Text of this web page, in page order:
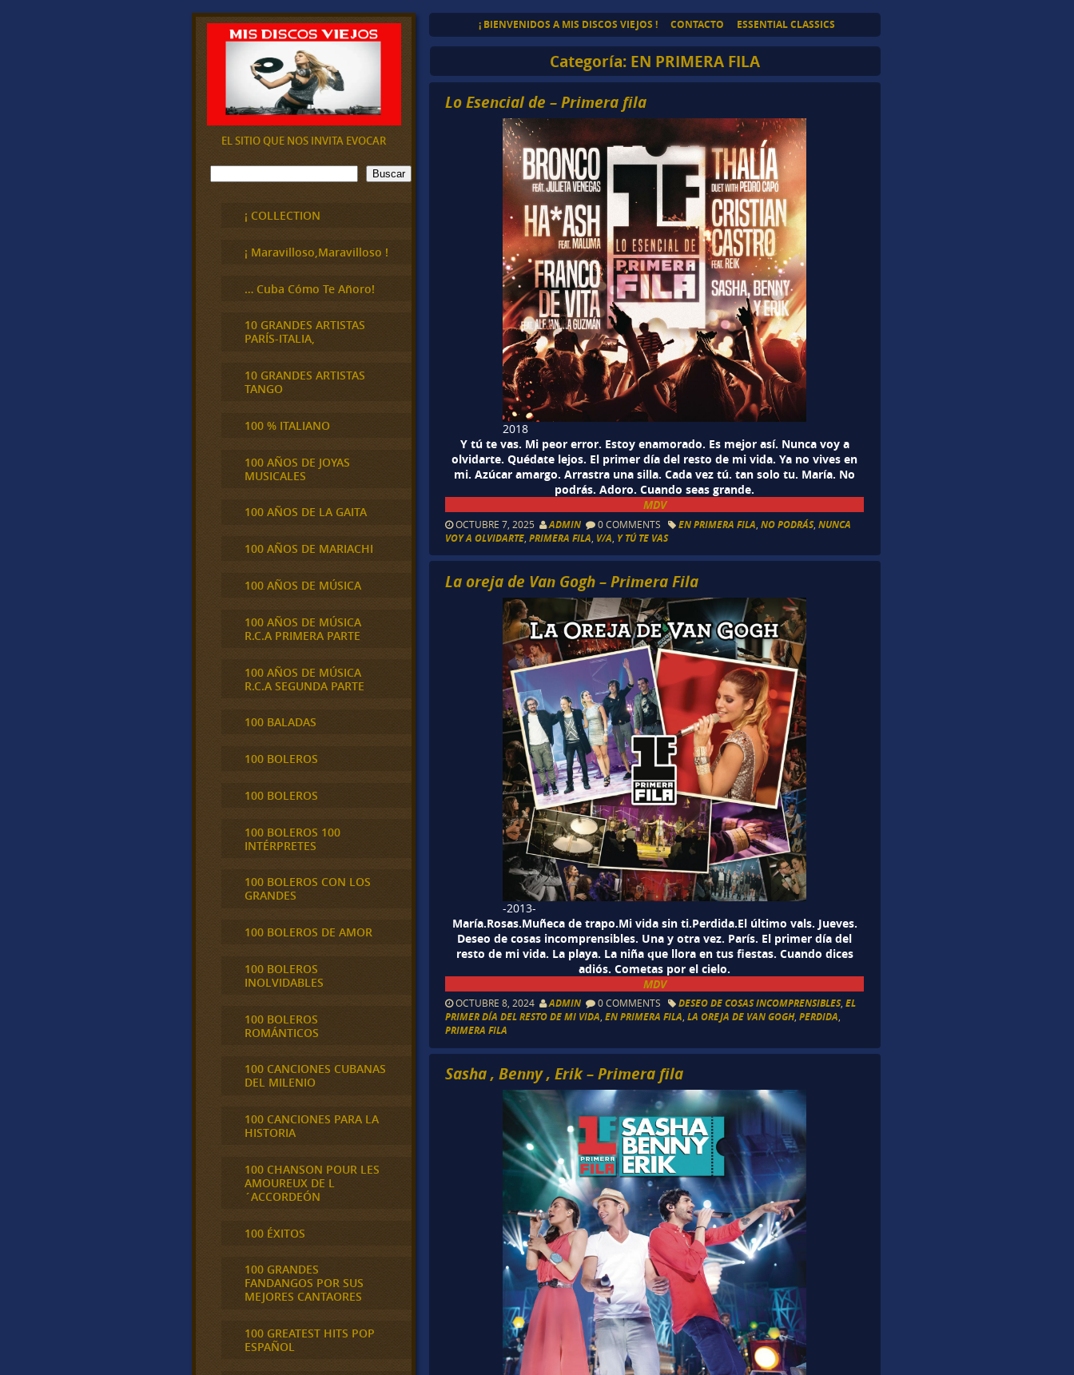
¡ BIENVENIDOS A MIS DISCOS VIEJOS ! CONTACTO ESSENTIAL CLASSICS
Categoría: EN PRIMERA FILA
Lo Esencial de – Primera fila
2018
Y tú te vas. Mi peor error. Estoy enamorado. Es mejor así. Nunca voy a
olvidarte. Quédate lejos. El primer día del resto de mi vida. Ya no vives en
mi. Azúcar amargo. Arrastra una silla. Cada vez tú. tan solo tu. María. No
podrás. Adoro. Cuando seas grande.
MDV
OCTUBRE 7, 2025 ADMIN 0 COMMENTS EN PRIMERA FILA ,NO PODRÁS,NUNCA
VOY A OLVIDARTE ,PRIMERA FILA V/A Y TÚ TE VAS
La oreja de Van Gogh – Primera Fila
-2013-
María.Rosas.Muñeca de trapo.Mi vida sin ti.Perdida.El último vals. Jueves.
Deseo de cosas incomprensibles. Una y otra vez. París. El primer día del
resto de mi vida. La playa. La niña que llora en tus fiestas. Cuando dices
adiós. Cometas por el cielo.
MDV
OCTUBRE 8, 2024 ADMIN 0 COMMENTS DESEO DE COSAS INCOMPRENSIBLES,EL
PRIMER DÍA DEL RESTO DE MI VIDA,EN PRIMERA FILA,LA OREJA DE VAN GOGH,PERDIDA,
PRIMERA FILA
Sasha , Benny , Erik – Primera fila
EL SITIO QUE NOS INVITA EVOCAR
B
u
Buscar
¡ COLLECTION
¡ Maravilloso,Maravilloso !
… Cuba Cómo Te Añoro!
10 GRANDES ARTISTAS
PARÍS-ITALIA,
10 GRANDES ARTISTAS
TANGO
100 % ITALIANO
100 AÑOS DE JOYAS
MUSICALES
100 AÑOS DE LA GAITA
100 AÑOS DE MARIACHI
100 AÑOS DE MÚSICA
100 AÑOS DE MÚSICA
R.C.A PRIMERA PARTE
100 AÑOS DE MÚSICA
R.C.A SEGUNDA PARTE
100 BALADAS
100 BOLEROS
100 BOLEROS
100 BOLEROS 100
INTÉRPRETES
100 BOLEROS CON LOS
GRANDES
100 BOLEROS DE AMOR
100 BOLEROS
INOLVIDABLES
100 BOLEROS
ROMÁNTICOS
100 CANCIONES CUBANAS
DEL MILENIO
100 CANCIONES PARA LA
HISTORIA
100 CHANSON POUR LES
AMOUREUX DE L
´ACCORDEÓN
100 ÉXITOS
100 GRANDES
FANDANGOS POR SUS
MEJORES CANTAORES
100 GREATEST HITS POP
ESPAÑOL